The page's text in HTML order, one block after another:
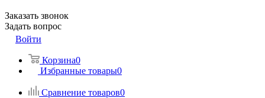
Заказать звонок
Задать вопрос
Войти
Корзина0
Избранные товары0
Сравнение товаров0